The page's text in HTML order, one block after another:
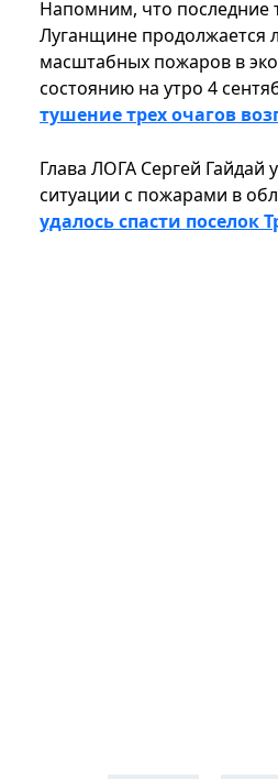
Напомним, что последние
Луганщине продолжается
масштабных пожаров в
состоянию на утро 4
тушение трех очагов
Глава ЛОГА Сергей Гайдай
ситуации с пожарами в
удалось спасти поселок